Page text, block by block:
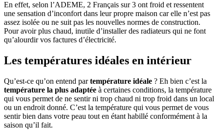
En effet, selon l’ADEME, 2 Français sur 3 ont froid et ressentent
une sensation d’inconfort dans leur propre maison car elle n’est pas
assez isolée ou ne suit pas les nouvelles normes de construction.
Pour avoir plus chaud, inutile d’installer des radiateurs qui ne font
qu’alourdir vos factures d’électricité.
Les températures idéales en intérieur
Qu’est-ce qu’on entend partempérature idéale ? Eh bien c’est la
température la plus adaptée à certaines conditions, la température
qui vous permet de ne sentir ni trop chaud ni trop froid dans un local
ou un endroit donné. C’est la température qui vous permet de vous
sentir bien dans votre peau tout en étant habillé conformément à la
saison qu’il fait.